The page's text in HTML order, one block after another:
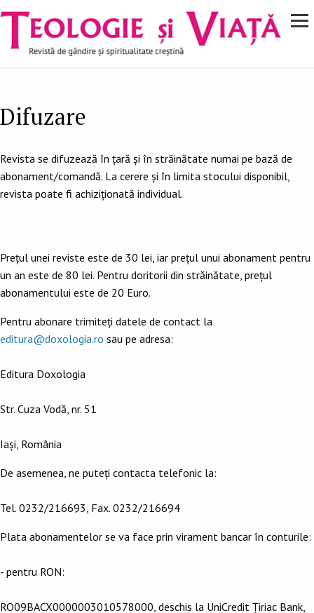
Mergi la conţinutul principal
Navigare
principală
Difuzare
Revista se difuzează în ţară și în străinătate numai pe bază de
abonament/comandă. La cerere și în limita stocului disponibil,
revista poate fi achiziționată individual.
Preţul unei reviste este de 30 lei, iar preţul unui abonament pentru
un an este de 80 lei. Pentru doritorii din străinătate, prețul
abonamentului este de 20 Euro.
Pentru abonare trimiteți datele de contact la
editura@doxologia.ro sau pe adresa:
Editura Doxologia
Str. Cuza Vodă, nr. 51
Iași, România
De asemenea, ne puteți contacta telefonic la:
Tel. 0232/216693, Fax. 0232/216694
Plata abonamentelor se va face prin virament bancar în conturile:
- pentru RON:
RO09BACX0000003010578000, deschis la UniCredit Țiriac Bank,